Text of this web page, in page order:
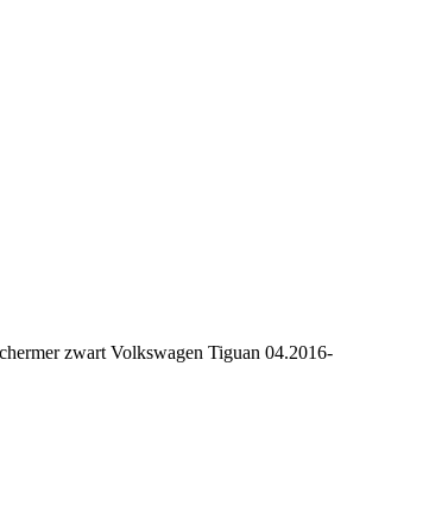
zwart Volkswagen Tiguan 04.2016-